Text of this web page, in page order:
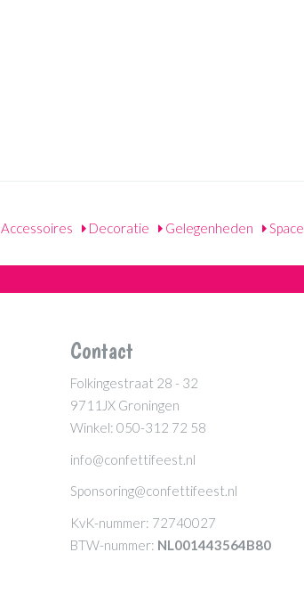
Accessoires Decoratie Gelegenheden Space
Contact
Folkingestraat 28 - 32
9711JX Groningen
Winkel: 050-312 72 58
info@confettifeest.nl
Sponsoring@confettifeest.nl
KvK-nummer: 72740027
BTW-nummer: NL001443564B80